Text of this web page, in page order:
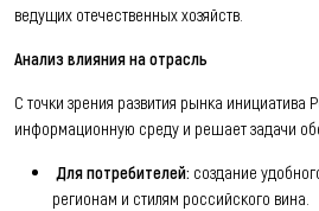
ведущих отечественных хозяйств.
Анализ влияния на отрасль
С точки зрения развития рынка инициатива
информационную среду и решает задачи
Для потребителей: создание
регионам и стилям российского вина.